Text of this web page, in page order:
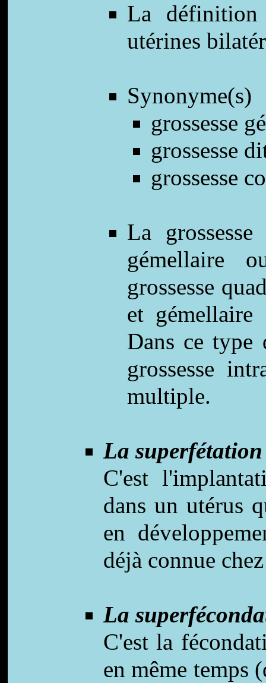
La définition
utérines
Synonyme(s)
grossesse
grossesse
grossesse
La
gémellaire
grossesse
et gémellaire
Dans ce type
grossesse
multiple.
La
C'est
dans un utérus
en
déjà connue
La
C'est la
en même temps